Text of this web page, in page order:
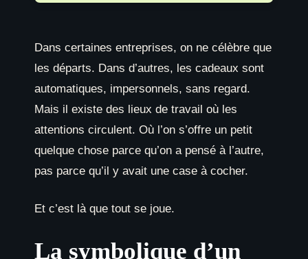
Dans certaines entreprises, on ne célèbre que
les départs. Dans d’autres, les cadeaux sont
automatiques, impersonnels, sans regard.
Mais il existe des lieux de travail où les
attentions circulent. Où l’on s’offre un petit
quelque chose parce qu’on a pensé à l’autre,
pas parce qu’il y avait une case à cocher.
Et c’est là que tout se joue.
La symbolique d’un